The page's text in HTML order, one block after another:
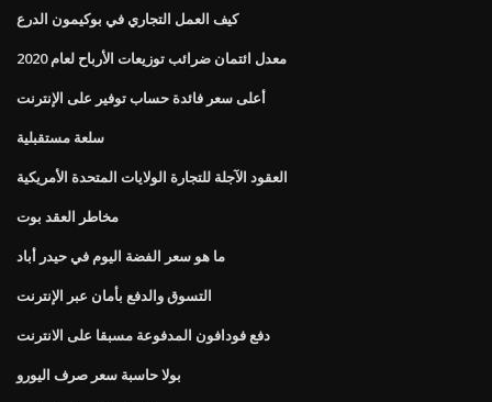
كيف العمل التجاري في بوكيمون الدرع
معدل ائتمان ضرائب توزيعات الأرباح لعام 2020
أعلى سعر فائدة حساب توفير على الإنترنت
سلعة مستقبلية
العقود الآجلة للتجارة الولايات المتحدة الأمريكية
مخاطر العقد بوت
ما هو سعر الفضة اليوم في حيدر أباد
التسوق والدفع بأمان عبر الإنترنت
دفع فودافون المدفوعة مسبقا على الانترنت
بولا حاسبة سعر صرف اليورو